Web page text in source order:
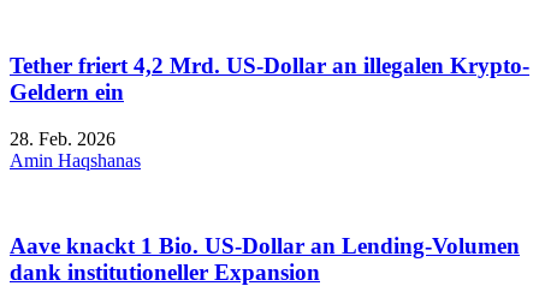
Tether friert 4,2 Mrd. US-Dollar an illegalen Krypto-
Geldern ein
28. Feb. 2026
Amin Haqshanas
Aave knackt 1 Bio. US-Dollar an Lending-Volumen
dank institutioneller Expansion